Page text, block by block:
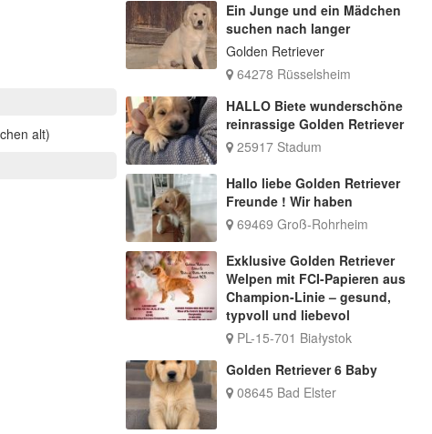
alt)
Ein Junge und ein Mädchen
suchen nach langer
Golden Retriever
64278 Rüsselsheim
HALLO Biete wunderschöne
reinrassige Golden Retriever
25917 Stadum
Hallo liebe Golden Retriever
Freunde ! Wir haben
69469 Groß-Rohrheim
Exklusive Golden Retriever
Welpen mit FCI-Papieren aus
Champion-Linie – gesund,
typvoll und liebevol
PL-15-701 Białystok
Golden Retriever 6 Baby
08645 Bad Elster